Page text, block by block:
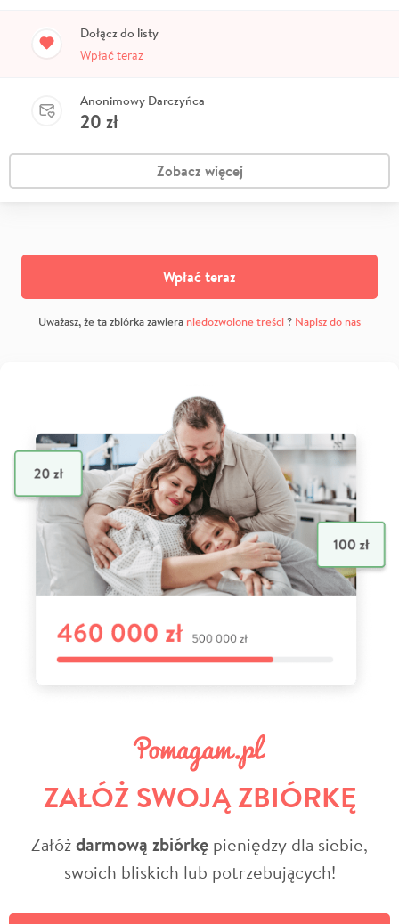
Dołącz do listy
Wpłać teraz
Anonimowy Darczyńca
20 zł
Zobacz więcej
Wpłać teraz
Uważasz, że ta zbiórka zawiera niedozwolone treści? Napisz do nas
ZAŁÓŻ SWOJĄ ZBIÓRKĘ
Załóżdarmową zbiórkę pieniędzy dla siebie,
swoich bliskich lub potrzebujących!